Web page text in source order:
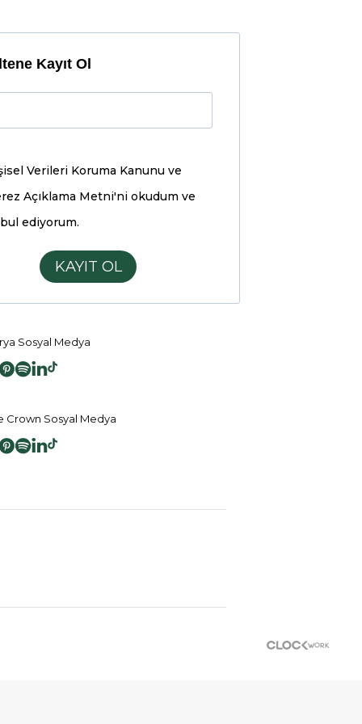
Kayıt Ol
Verileri Koruma Kanunu ve
Açıklama Metni'ni okudum ve
ediyorum.
KAYIT OL
Sosyal Medya
Crown Sosyal Medya